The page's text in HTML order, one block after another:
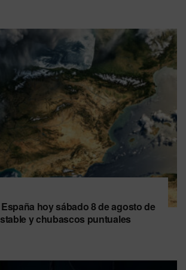
hoy sábado 8 de agosto de
y chubascos puntuales